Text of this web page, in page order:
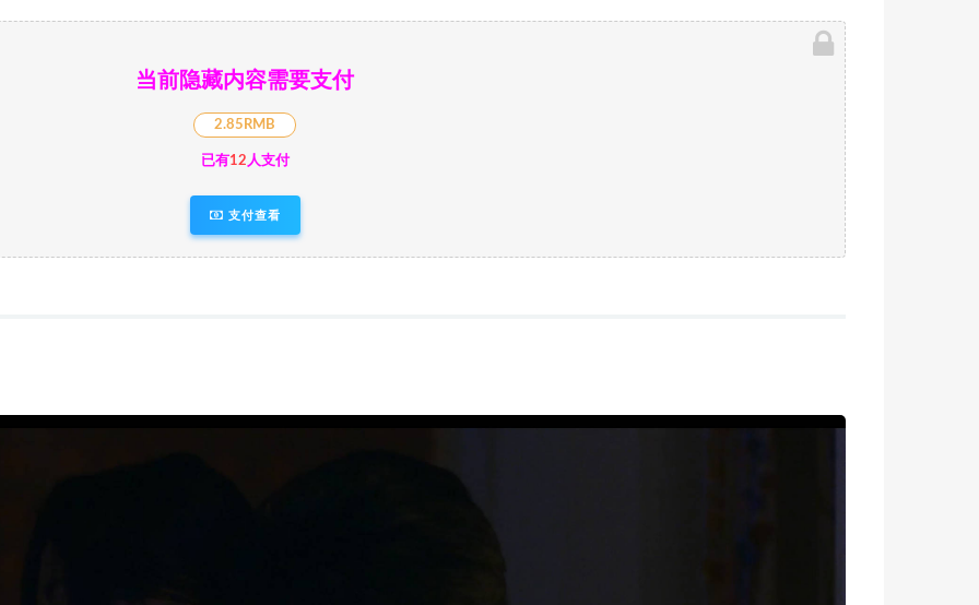
当前隐藏内容需要支付
2.85RMB
已有12人支付
支付查看